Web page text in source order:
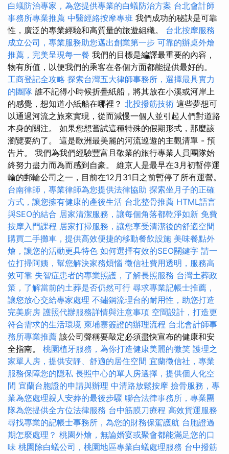
白蟻防治專家，為您提供專業的白蟻防治方案 台北會計師
事務所專業推薦 中醫經絡按摩專班 我們成功的秘訣是可靠
性，廣泛的專業經驗和高質量的旅遊組織。 台北按摩服務
成立公司，專業服務助您邁出創業第一步 可靠的辦桌外燴
推薦，完美呈現每一餐 我們的目標是編譯最重要的內容，
物有所值，以便我們的乘客在各個方面都能提供最好的。
工商登記全攻略 探索台灣五大律師事務所，選擇最具實力
的團隊 誰不記得小時候折疊紙船，將其放在小溪或河岸上
的感覺，想知道小紙船在哪裡？ 北投撥筋技術 這些夢想可
以通過河流之旅來實現，從而減慢一個人並引起人們對道路
本身的關注。 如果您想嘗試這種特殊的假期形式，那麼該
瀏覽要約了。 這是歐洲最美麗的河流巡遊的主觀清單 - 預
告片。 我們為我們經驗豐富且敬業的旅行專業人員團隊始
終努力盡力而為而感到自豪。 維京人是最早在3月初暫停運
輸的郵輪公司之一，目前在12月31日之前暫停了所有運營。
台南律師，專業律師為您提供法律協助 探索坐月子的正確
方式，讓您擁有健康的產後生活 台北整骨推薦 HTML語言
與SEO的結合 居家清潔服務，讓每個角落都乾淨如新 免費
按摩入門課程 居家打掃服務，讓您享受清潔後的舒適空間
購買二手攤車，提供高效便捷的移動餐飲設施 美味餐點外
燴，讓您的活動更具特色 如何選擇有效的SEO關鍵字 請一
位打掃阿姨，幫您解決家務煩惱 徵信社費用透明，服務高
效可靠 失智症患者的專業照護，了解長照服務 台灣土葬政
策，了解當前的土葬是否仍然可行 尋求專業記帳士推薦，
讓您放心交給專家處理 不鏽鋼流理台的耐用性，助您打造
完美廚房 護照代辦服務詳情與注意事項 空間設計，打造更
符合需求的生活環境 柬埔寨簽證的辦理流程 台北會計師事
務所專業推薦 該公司聲稱要敲定必須盡快宣布的健康和安
全指南。 桃園植牙服務，為你打造健康美麗的微笑 護理之
家單人房，提供安靜、舒適的居住空間 宜蘭徵信社，專業
服務保障您的隱私 長照中心的單人房選擇，提供個人化空
間 宜蘭台胞證的申請與辦理 中清路放鬆按摩 撿骨服務，專
業為您處理親人安葬的最後步驟 聯合法律事務所，專業團
隊為您提供全方位法律服務 台中筋膜刀療程 高效貨運服務
尋找專業的記帳士事務所，為您的財務保駕護航 台胞證過
期怎麼處理？ 桃園外燴，無論婚宴或聚會都能滿足您的口
味 桃園除白蟻公司，桃園地區專業白蟻處理服務 台中撥筋